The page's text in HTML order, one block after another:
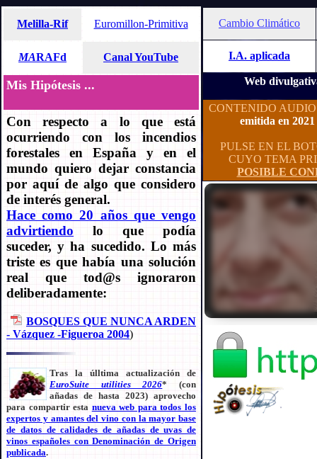
Melilla-Rif Euromillon-Primitiva
MARAFd Canal YouTube
Mis Hipótesis ...
Con respecto a lo que está
ocurriendo con los incendios
forestales en España y en el
mundo quiero dejar constancia
por aquí de algo que considero
de interés general.
Hace como 20 años que vengo
advirtiendo lo que podía
suceder, y ha sucedido. Lo más
triste es que había una solución
real que tod@s ignoraron
deliberadamente:
BOSQUES QUE NUNCA ARDEN
- Vázquez -Figueroa 2004)
Tras la úlltima actualización de
EuroSuite utilities 2026* (con
añadas de hasta 2023) aprovecho
para compartir esta nueva web para todos los
expertos y amantes del vino con la mayor base
de datos de calidades de añadas de uvas de
vinos españoles con Denominación de Origen
publicada.
Cambio Climático
I.A. aplicada
Web
CONTENIDO AUDIO
emitida en 2021
PULSE EN EL
CUYO TEMA
POSIBLE